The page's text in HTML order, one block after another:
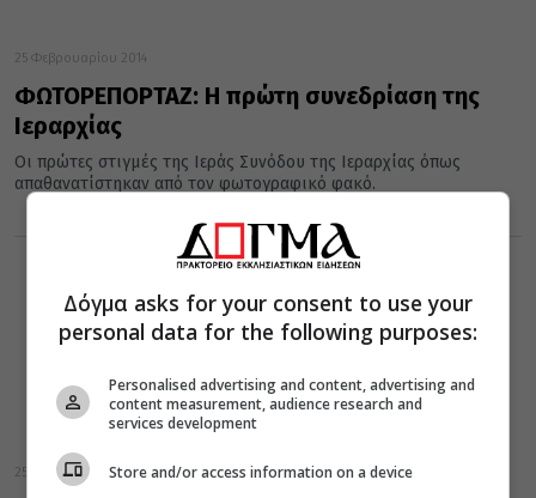
25 Φεβρουαρίου 2014
ΦΩΤΟΡΕΠΟΡΤΑΖ: Η πρώτη συνεδρίαση της
Ιεραρχίας
Οι πρώτες στιγμές της Ιεράς Συνόδου της Ιεραρχίας όπως
απαθανατίστηκαν από τον φωτογραφικό φακό.
25 Φεβρουαρίου 2014
Δόγμα asks for your consent to use your
personal data for the following purposes:
Personalised advertising and content, advertising and
content measurement, audience research and
services development
Store and/or access information on a device